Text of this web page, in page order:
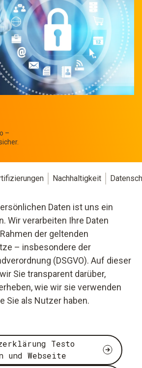
–
Nachhaltigkeit
Daten ist uns ein
Wir verarbeiten Ihre Daten
der geltenden
– insbesondere der
(DSGVO). Auf dieser
Sie transparent darüber,
wie wir sie verwenden
Sie als Nutzer haben.
Testo
und Webseite